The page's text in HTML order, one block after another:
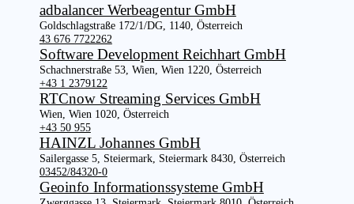
adbalancer Werbeagentur GmbH
Goldschlagstraße 172/1/DG, 1140, Österreich
43 676 7722262
Software Development Reichhart GmbH
Schachnerstraße 53, Wien, Wien 1220, Österreich
+43 1 2379122
RTCnow Streaming Services GmbH
Wien, Wien 1020, Österreich
+43 50 955
HAINZL Johannes GmbH
Sailergasse 5, Steiermark, Steiermark 8430, Österreich
03452/84320-0
Geoinfo Informationssysteme GmbH